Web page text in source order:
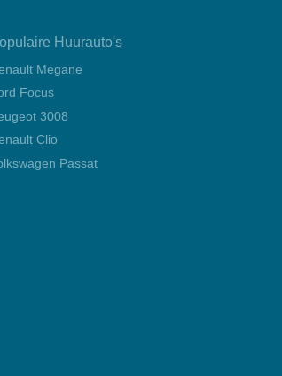
Airport
Huurauto's
Megane
Focus
3008
Clio
Passat